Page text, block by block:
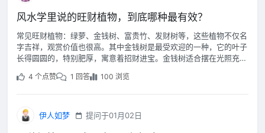
风水学里说的旺财植物，到底哪种最有效？
常见旺财植物：绿萝、金钱树、富贵竹、发财树等，这些植物不仅名
字吉祥，观赏价值也很高。其中金钱树是最受欢迎的一种，它的叶子
长得圆圆的，特别肥厚，寓意着招财进宝。金钱树适合摆在光照充足
4 个点赞 1 回答 100 浏览
伊人如梦 提问于01月02日